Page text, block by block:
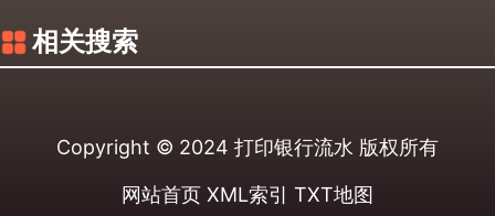
相关搜索
Copyright © 2024 打印银行流水 版权所有
网站首页 XML索引 TXT地图